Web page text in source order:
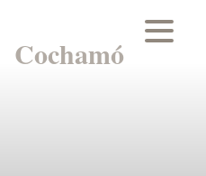
Cochamó